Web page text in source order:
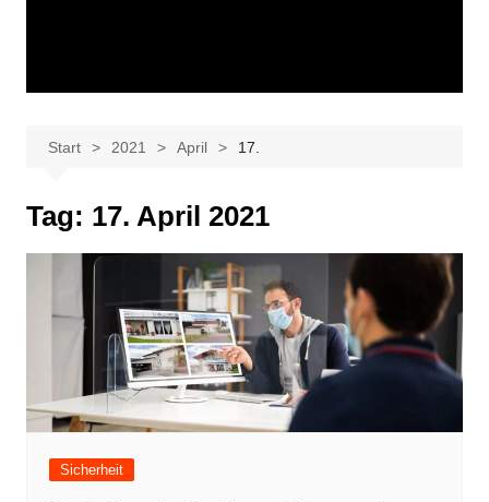
Start 2021 April 17.
Tag: 17. April 2021
Sicherheit